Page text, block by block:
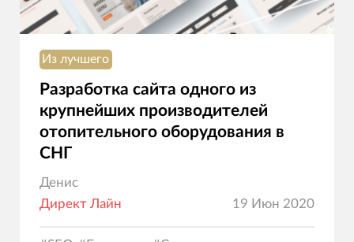
Из лучшего
Разработка сайта одного из
крупнейших производителей
отопительного оборудования в
СНГ
Денис
Директ Лайн
19 Июн 2020